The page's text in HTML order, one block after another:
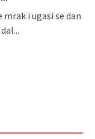
mrak i ugasi se dan